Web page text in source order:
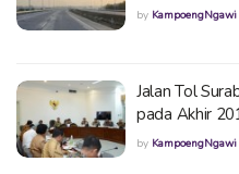
by KampoengNgawi
Jalan Tol
pada Akhir
by KampoengNgawi